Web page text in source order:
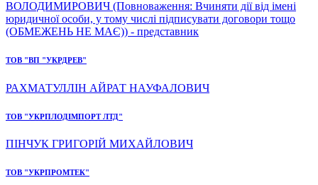
ВОЛОДИМИРОВИЧ (Повноваження: Вчиняти дії від імені
юридичної особи, у тому числі підписувати договори тощо
(ОБМЕЖЕНЬ НЕ МАЄ)) - представник
ТОВ "ВП "УКРДРЕВ"
РАХМАТУЛЛІН АЙРАТ НАУФАЛОВИЧ
ТОВ "УКРПЛОДІМПОРТ ЛТД"
ПІНЧУК ГРИГОРІЙ МИХАЙЛОВИЧ
ТОВ "УКРПРОМТЕК"